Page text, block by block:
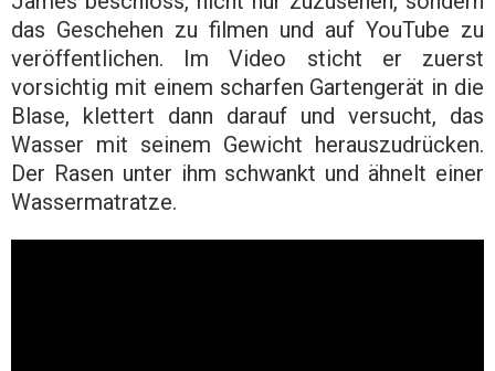
das Geschehen zu filmen und auf YouTube zu
veröffentlichen. Im Video sticht er zuerst
vorsichtig mit einem scharfen Gartengerät in die
Blase, klettert dann darauf und versucht, das
Wasser mit seinem Gewicht herauszudrücken.
Der Rasen unter ihm schwankt und ähnelt einer
Wassermatratze.